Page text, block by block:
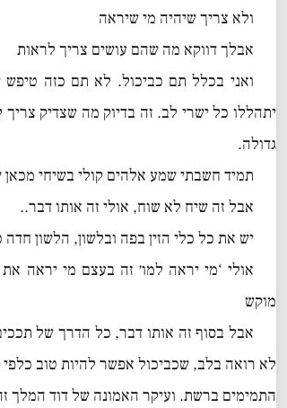
ולא צריך שיהיה מי שיראה
אבלך דווקא מה שהם עושים צריך לראות
ואני בכלל תם כביכול. לא תם כזה
יתהללו כל ישרי לב. זה בדיוק מה שצדיק
גדולה.
תמיד חשבתי שמע אלהים קולי בשיחי מכאן
אבל זה שיח לא שוח, אולי זה אותו דבר..
יש את כל כלי הזין בפה ובלשון, הלשון
אולי ‘מי יראה למו׳ זה בעצם מי יראה
מוקש
אבל בסוף זה אותו דבר, כל הדרך של
לא רואה בלב, שכביכול אפשר להיות טוב
התמימים ברשת. ועיקר האמונה של דוד המלך